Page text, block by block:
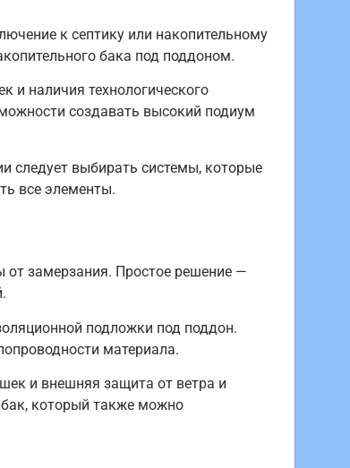
к септику или накопительному
бака под поддоном.
и наличия технологического
создавать высокий подиум
следует выбирать системы, которые
все элементы.
от замерзания. Простое решение —
подложки под поддон.
материала.
и внешняя защита от ветра и
который также можно